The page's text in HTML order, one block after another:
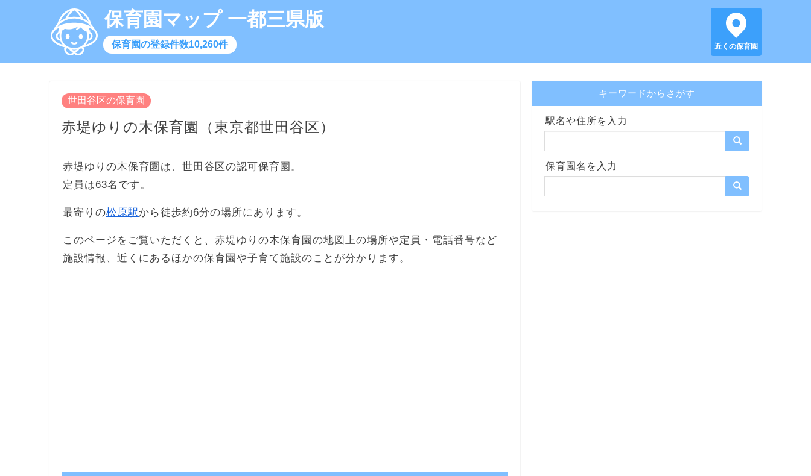
保育園マップ 一都三県版
保育園の登録件数10,260件 近くの保育園
世田谷区の保育園
赤堤ゆりの木保育園（東京都世田谷区）
赤堤ゆりの木保育園は、世田谷区の認可保育園。
定員は63名です。
最寄りの松原駅から徒歩約6分の場所にあります。
このページをご覧いただくと、赤堤ゆりの木保育園の地図上の場所や定員・電話番号など
施設情報、近くにあるほかの保育園や子育て施設のことが分かります。
キーワードからさがす
駅名や住所を入力
保育園名を入力